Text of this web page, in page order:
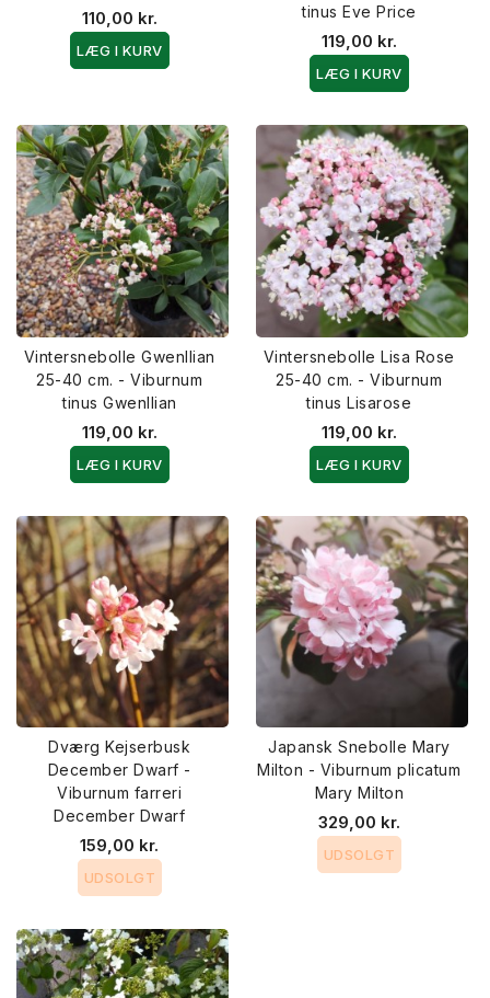
110,00 kr.
LÆG I KURV
tinus Eve Price
119,00 kr.
LÆG I KURV
Vintersnebolle Gwenllian
25-40 cm. - Viburnum
tinus Gwenllian
119,00 kr.
LÆG I KURV
Vintersnebolle Lisa Rose
25-40 cm. - Viburnum
tinus Lisarose
119,00 kr.
LÆG I KURV
Dværg Kejserbusk
December Dwarf -
Viburnum farreri
December Dwarf
159,00 kr.
UDSOLGT
Japansk Snebolle Mary
Milton - Viburnum plicatum
Mary Milton
329,00 kr.
UDSOLGT